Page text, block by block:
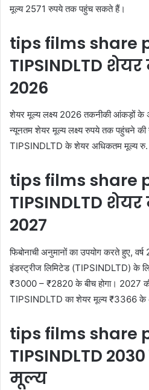
मूल्य 2571 रुपये तक पहुंच सकते हैं।
tips films share
TIPSINDLTD
2026
शेयर मूल्य लक्ष्य 2026 तकनीकी आंकड़ों
न्यूनतम शेयर मूल्य लक्ष्य रुपये तक पहुंचने
TIPSINDLTD के शेयर अधिकतम मूल्य
tips films share
TIPSINDLTD
2027
फिबोनाची अनुमानों का उपयोग करते हुए,
इंडस्ट्रीज लिमिटेड (TIPSINDLTD) के
₹3000 – ₹2820 के बीच होगा। 2027
TIPSINDLTD का शेयर मूल्य ₹3366 के
tips films share
TIPSINDLTD
मूल्य